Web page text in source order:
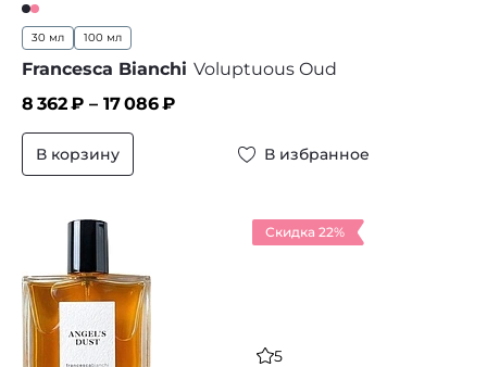
30 мл 100 мл
Francesca Bianchi Voluptuous Oud
8 362₽ – 17 086₽
В корзину В избранное
Скидка 22%
5